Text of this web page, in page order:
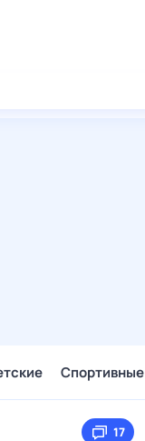
Спортивные
17